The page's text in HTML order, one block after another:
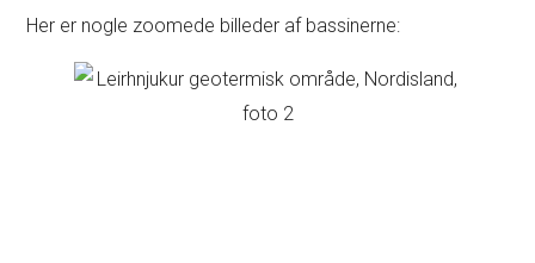
Her er nogle zoomede billeder af bassinerne: